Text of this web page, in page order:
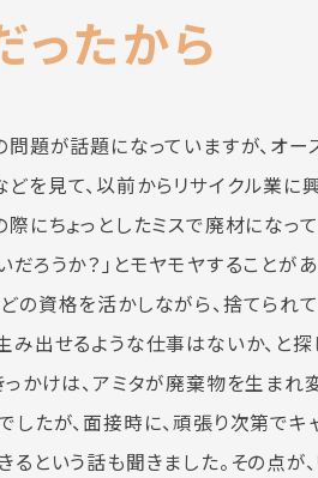
ったから
題が話題になっていますが、オー
を見て、以前からリサイクル業に
にちょっとしたミスで廃材になっ
ろうか？」とモヤモヤすることが
の資格を活かしながら、捨てられ
み出せるような仕事はないか、と探
っかけは、アミタが廃棄物を生まれ
たが、面接時に、頑張り次第でキ
という話も聞きました。その点が